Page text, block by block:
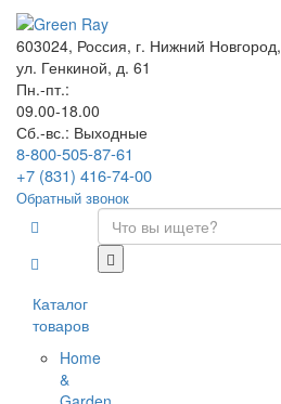
603024, Россия, г. Нижний Новгород,
ул. Генкиной, д. 61
Пн.-пт.:
09.00-18.00
Сб.-вс.: Выходные
8-800-505-87-61
+7 (831) 416-74-00
Обратный звонок
Каталог
товаров
Home
&